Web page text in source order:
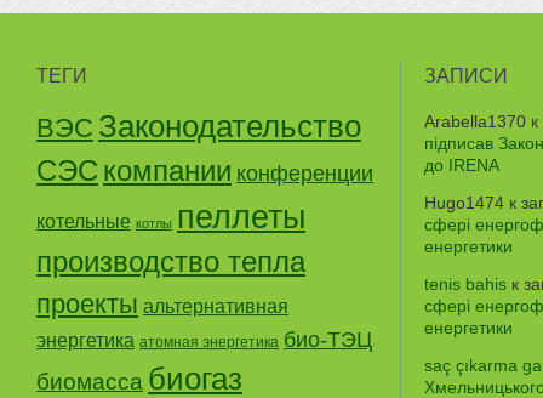
ТЕГИ
ВЭС Законодательство
СЭС компании конференции
котельные котлы пеллеты
производство тепла
проекты альтернативная
энергетика атомная энергетика био-ТЭЦ
биомасса биогаз
ЗАПИСИ
Arabella1370
підписав
до IRENA
Hugo1474 к
сфері
енергетики
tenis bahis к
сфері
енергетики
saç çıkarma